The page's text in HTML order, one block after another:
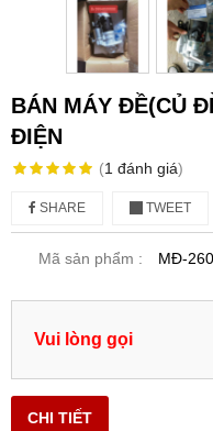
BÁN MÁY ĐỀ(CỦ
ĐIỆN
(1 đánh giá)
SHARE TWEET
Mã sản phẩm : MĐ-
Vui lòng gọi
CHI TIẾT